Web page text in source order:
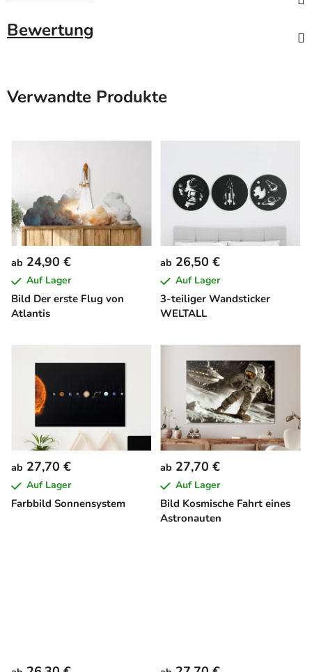
Bewertung
Verwandte Produkte
Bild Der erste Flug von
Atlantis
ab 24,90 €
Auf Lager
3-teiliger Wandsticker
WELTALL
ab 26,50 €
Auf Lager
Farbbild Sonnensystem
ab 27,70 €
Auf Lager
Bild Kosmische Fahrt eines
Astronauten
ab 27,70 €
Auf Lager